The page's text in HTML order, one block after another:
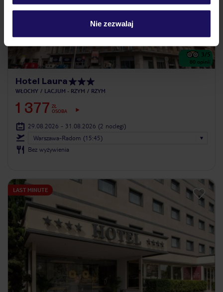
Nie zezwalaj
3/5
80 opinii
Hotel Laura
WŁOCHY LACJUM - RZYM RZYM
1 377 ZŁ
OSOBA
29.08.2026 - 31.08.2026 (2 noclegi)
Warszawa-Radom (15:45)
Bez wyżywienia
LAST MINUTE